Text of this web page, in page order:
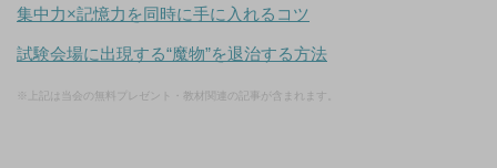
集中力×記憶力を同時に手に入れるコツ
試験会場に出現する“魔物”を退治する方法
※上記は当会の無料プレゼント・教材関連の記事が含まれます。